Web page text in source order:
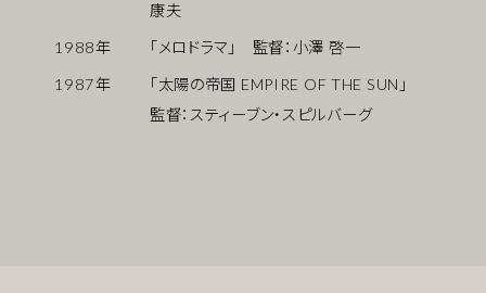
康夫
1988年
「メロドラマ」 監督：小澤 啓一
1987年
「太陽の帝国 EMPIRE OF THE SUN」
監督：スティーブン・スピルバーグ